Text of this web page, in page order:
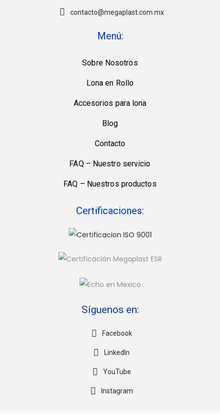
contacto@megaplast.com.mx
Menú:
Sobre Nosotros
Lona en Rollo
Accesorios para lona
Blog
Contacto
FAQ – Nuestro servicio
FAQ – Nuestros productos
Certificaciones:
Síguenos en:
Facebook
LinkedIn
YouTube
Instagram